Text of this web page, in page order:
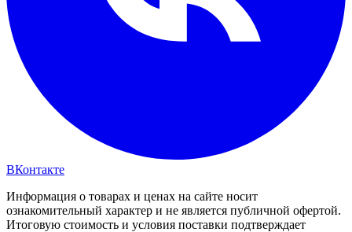
ВКонтакте
Информация о товарах и ценах на сайте носит
ознакомительный характер и не является публичной офертой.
Итоговую стоимость и условия поставки подтверждает